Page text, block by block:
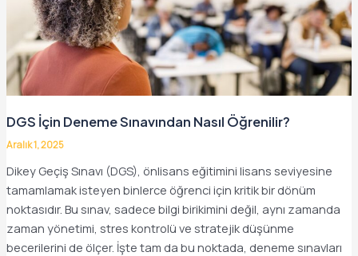
DGS İçin Deneme Sınavından Nasıl Öğrenilir?
Aralık 1, 2025
Dikey Geçiş Sınavı (DGS), önlisans eğitimini lisans seviyesine
tamamlamak isteyen binlerce öğrenci için kritik bir dönüm
noktasıdır. Bu sınav, sadece bilgi birikimini değil, aynı zamanda
zaman yönetimi, stres kontrolü ve stratejik düşünme
becerilerini de ölçer. İşte tam da bu noktada, deneme sınavları